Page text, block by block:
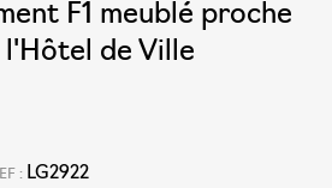
F1 meublé proche
l'Hôtel de Ville
: LG2922